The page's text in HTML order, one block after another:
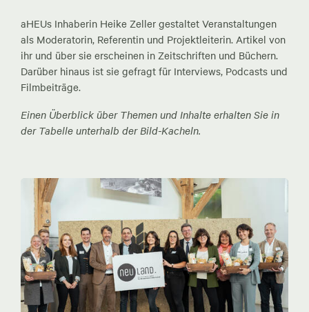
aHEUs Inhaberin Heike Zeller gestaltet Veranstaltungen
als Moderatorin, Referentin und Projektleiterin. Artikel von
ihr und über sie erscheinen in Zeitschriften und Büchern.
Darüber hinaus ist sie gefragt für Interviews, Podcasts und
Filmbeiträge.
Einen Überblick über Themen und Inhalte erhalten Sie in
der Tabelle unterhalb der Bild-Kacheln.